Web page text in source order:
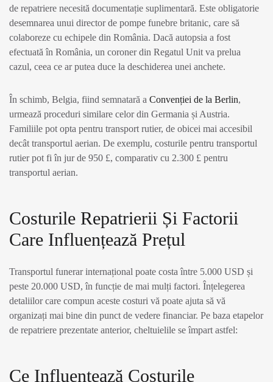
de repatriere necesită documentație suplimentară. Este obligatorie
desemnarea unui director de pompe funebre britanic, care să
colaboreze cu echipele din România. Dacă autopsia a fost
efectuată în România, un coroner din Regatul Unit va prelua
cazul, ceea ce ar putea duce la deschiderea unei anchete.
În schimb, Belgia, fiind semnatară a Convenției de la Berlin,
urmează proceduri similare celor din Germania și Austria.
Familiile pot opta pentru transport rutier, de obicei mai accesibil
decât transportul aerian. De exemplu, costurile pentru transportul
rutier pot fi în jur de 950 £, comparativ cu 2.300 £ pentru
transportul aerian.
Costurile Repatrierii Și Factorii
Care Influențează Prețul
Transportul funerar internațional poate costa între 5.000 USD și
peste 20.000 USD, în funcție de mai mulți factori. Înțelegerea
detaliilor care compun aceste costuri vă poate ajuta să vă
organizați mai bine din punct de vedere financiar. Pe baza etapelor
de repatriere prezentate anterior, cheltuielile se împart astfel:
Ce Influențează Costurile